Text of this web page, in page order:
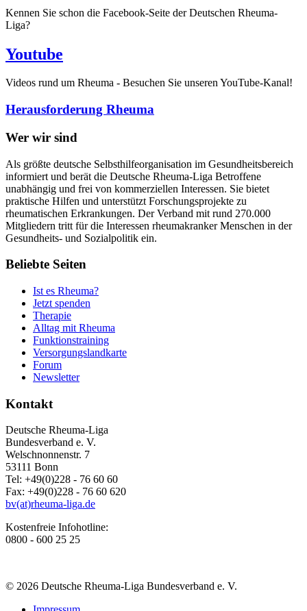
Kennen Sie schon die Facebook-Seite der Deutschen Rheuma-
Liga?
Youtube
Videos rund um Rheuma - Besuchen Sie unseren YouTube-Kanal!
Herausforderung Rheuma
Wer wir sind
Als größte deutsche Selbsthilfeorganisation im Gesundheitsbereich
informiert und berät die Deutsche Rheuma-Liga Betroffene
unabhängig und frei von kommerziellen Interessen. Sie bietet
praktische Hilfen und unterstützt Forschungsprojekte zu
rheumatischen Erkrankungen. Der Verband mit rund 270.000
Mitgliedern tritt für die Interessen rheumakranker Menschen in der
Gesundheits- und Sozialpolitik ein.
Beliebte Seiten
Ist es Rheuma?
Jetzt spenden
Therapie
Alltag mit Rheuma
Funktionstraining
Versorgungslandkarte
Forum
Newsletter
Kontakt
Deutsche Rheuma-Liga
Bundesverband e. V.
Welschnonnenstr. 7
53111 Bonn
Tel: +49(0)228 - 76 60 60
Fax: +49(0)228 - 76 60 620
bv(at)rheuma-liga.de
Kostenfreie Infohotline:
0800 - 600 25 25
© 2026 Deutsche Rheuma-Liga Bundesverband e. V.